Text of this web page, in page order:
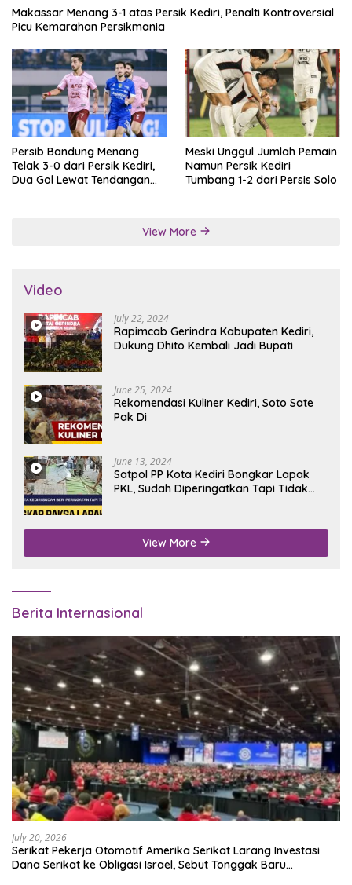
Makassar Menang 3-1 atas Persik Kediri, Penalti Kontroversial
Picu Kemarahan Persikmania
Persib Bandung Menang
Telak 3-0 dari Persik Kediri,
Dua Gol Lewat Tendangan
Meski Unggul Jumlah Pemain
Namun Persik Kediri
Tumbang 1-2 dari Persis Solo
View More
Video
July 22, 2024
Rapimcab Gerindra Kabupaten Kediri,
Dukung Dhito Kembali Jadi Bupati
June 25, 2024
Rekomendasi Kuliner Kediri, Soto Sate
Pak Di
June 13, 2024
Satpol PP Kota Kediri Bongkar Lapak
PKL, Sudah Diperingatkan Tapi Tidak
View More
Berita Internasional
July 20, 2026
Serikat Pekerja Otomotif Amerika Serikat Larang Investasi
Dana Serikat ke Obligasi Israel, Sebut Tonggak Baru